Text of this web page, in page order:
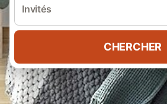
Invités
CHERCHER